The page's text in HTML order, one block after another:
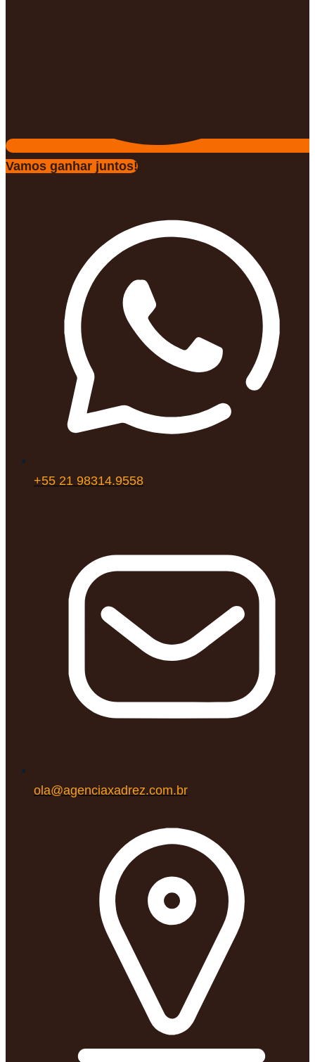
Vamos ganhar juntos!
+55 21 98314.9558
ola@agenciaxadrez.com.br